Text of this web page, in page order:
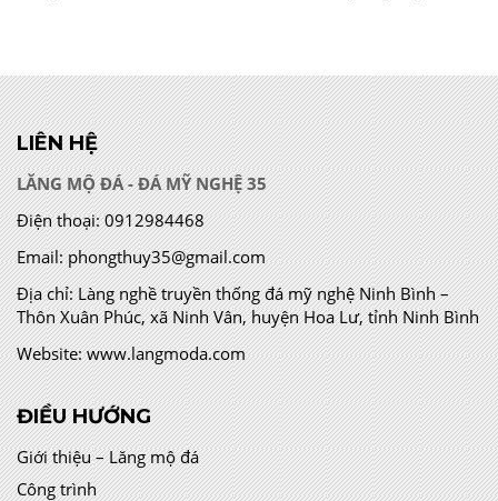
LIÊN HỆ
LĂNG MỘ ĐÁ - ĐÁ MỸ NGHỆ 35
Điện thoại: 0912984468
Email: phongthuy35@gmail.com
Địa chỉ:Làng nghề truyền thống đá mỹ nghệ Ninh Bình –
Thôn Xuân Phúc, xã Ninh Vân, huyện Hoa Lư, tỉnh Ninh Bình
Website: www.langmoda.com
ĐIỀU HƯỚNG
Giới thiệu – Lăng mộ đá
Công trình